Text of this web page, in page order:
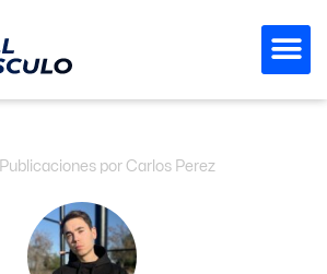
Publicaciones por Carlos Perez